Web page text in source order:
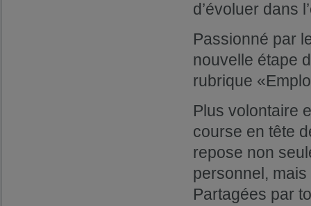
d’évoluer dans
Passionné par
nouvelle étape
rubrique
Plus volontaire
course en tête
repose non
personnel,
Partagées par